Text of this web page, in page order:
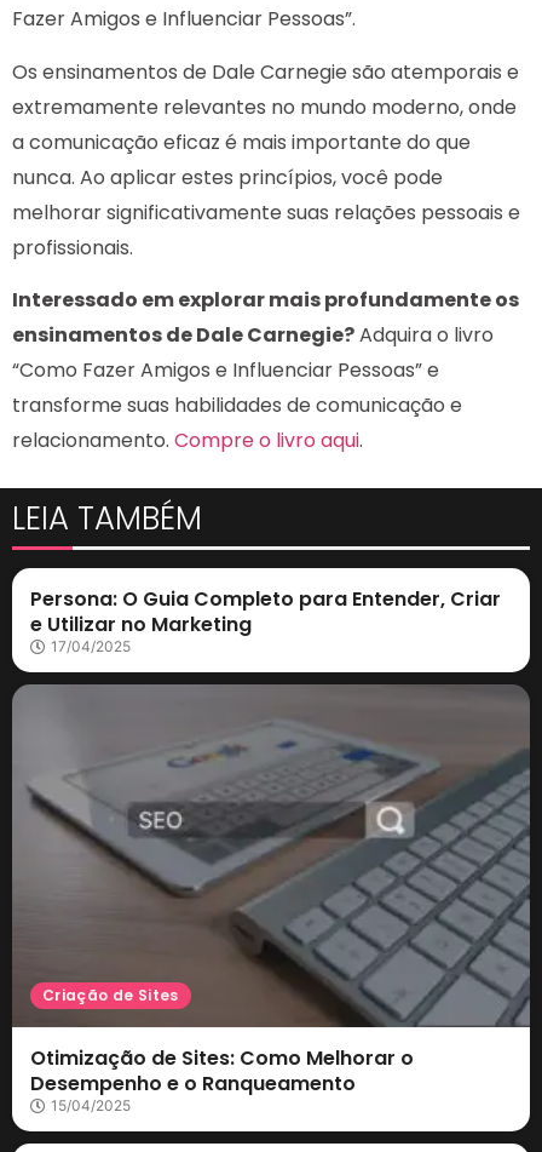
Fazer Amigos e Influenciar Pessoas”.
Os ensinamentos de Dale Carnegie são atemporais e
extremamente relevantes no mundo moderno, onde
a comunicação eficaz é mais importante do que
nunca. Ao aplicar estes princípios, você pode
melhorar significativamente suas relações pessoais e
profissionais.
Interessado em explorar mais profundamente os
ensinamentos de Dale Carnegie?Adquira o livro
“Como Fazer Amigos e Influenciar Pessoas” e
transforme suas habilidades de comunicação e
relacionamento. Compre o livro aqui.
LEIA TAMBÉM
Marketing Digital
Persona: O Guia Completo para Entender, Criar
e Utilizar no Marketing
17/04/2025
Criação de Sites
Otimização de Sites: Como Melhorar o
Desempenho e o Ranqueamento
15/04/2025
Marketing Digital